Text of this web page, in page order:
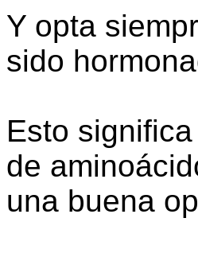
Y opta
sido
Esto
de
una buena